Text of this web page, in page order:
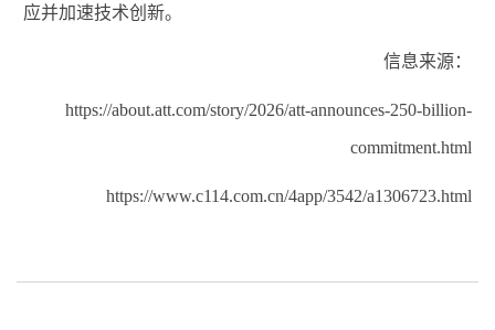
应并加速技术创新。
信息来源：
https://about.att.com/story/2026/att-announces-250-billion-
commitment.html
https://www.c114.com.cn/4app/3542/a1306723.html